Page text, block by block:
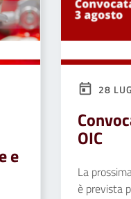
e
28
OIC
La
è prevista